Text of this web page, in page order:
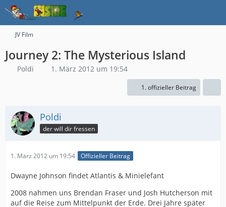
JV Film
Journey 2: The Mysterious Island
Poldi 1. März 2012 um 19:54
1. offizieller Beitrag
Poldi
der will dir fressen
1. März 2012 um 19:54 Offizieller Beitrag
Dwayne Johnson findet Atlantis & Minielefant
2008 nahmen uns Brendan Fraser und Josh Hutcherson mit
auf die Reise zum Mittelpunkt der Erde. Drei Jahre später